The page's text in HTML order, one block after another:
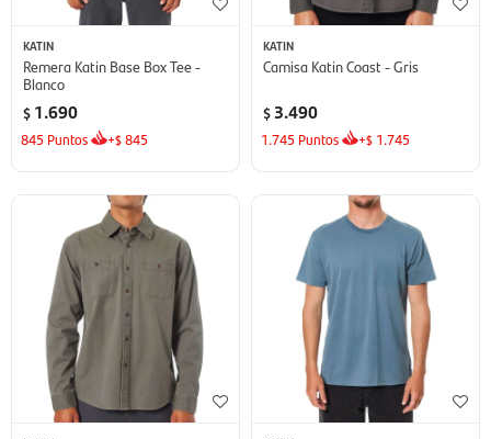
KATIN
Remera Katin Base Box Tee -
Blanco
$ 1.690
845 Puntos +$845
KATIN
Camisa Katin Coast - Gris
$ 3.490
1.745 Puntos +$ 1.745